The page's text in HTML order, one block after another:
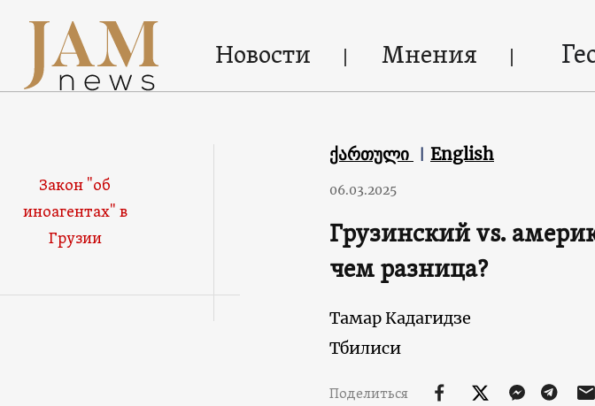
Новости Мнения
Закон "об
иноагентах" в
Грузии
ქართული English
06.03.2025
Грузинский vs.
чем разница?
Тамар Кадагидзе
Тбилиси
Поделиться